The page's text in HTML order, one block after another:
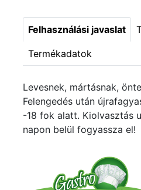
Felhasználási javaslat
Termékadatok
Levesnek, mártásnak,
Felengedés után
-18 fok alatt. Kiolvasztás
napon belül fogyassza el!